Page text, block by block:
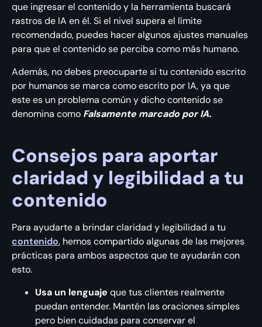
que ingresar el contenido y la herramienta buscará
rastros de IA en él. Si el nivel supera el límite
recomendado, puedes hacer algunos ajustes manuales
para que el contenido se perciba como más humano.
Además, no debes preocuparte si tu contenido escrito
por humanos se marca como escrito por IA, ya que
este es un problema común y dicho contenido se
denomina como Falsamente marcado por IA.
Consejos para aportar
claridad y legibilidad a tu
contenido
Para ayudarte a brindar claridad y legibilidad a tu
contenido, hemos compartido algunas de las mejores
prácticas para ambos aspectos que te ayudarán con
esto.
Usa un lenguaje que tus clientes realmente
puedan entender. Mantén las oraciones simples
pero bien cuidadas para conservar el